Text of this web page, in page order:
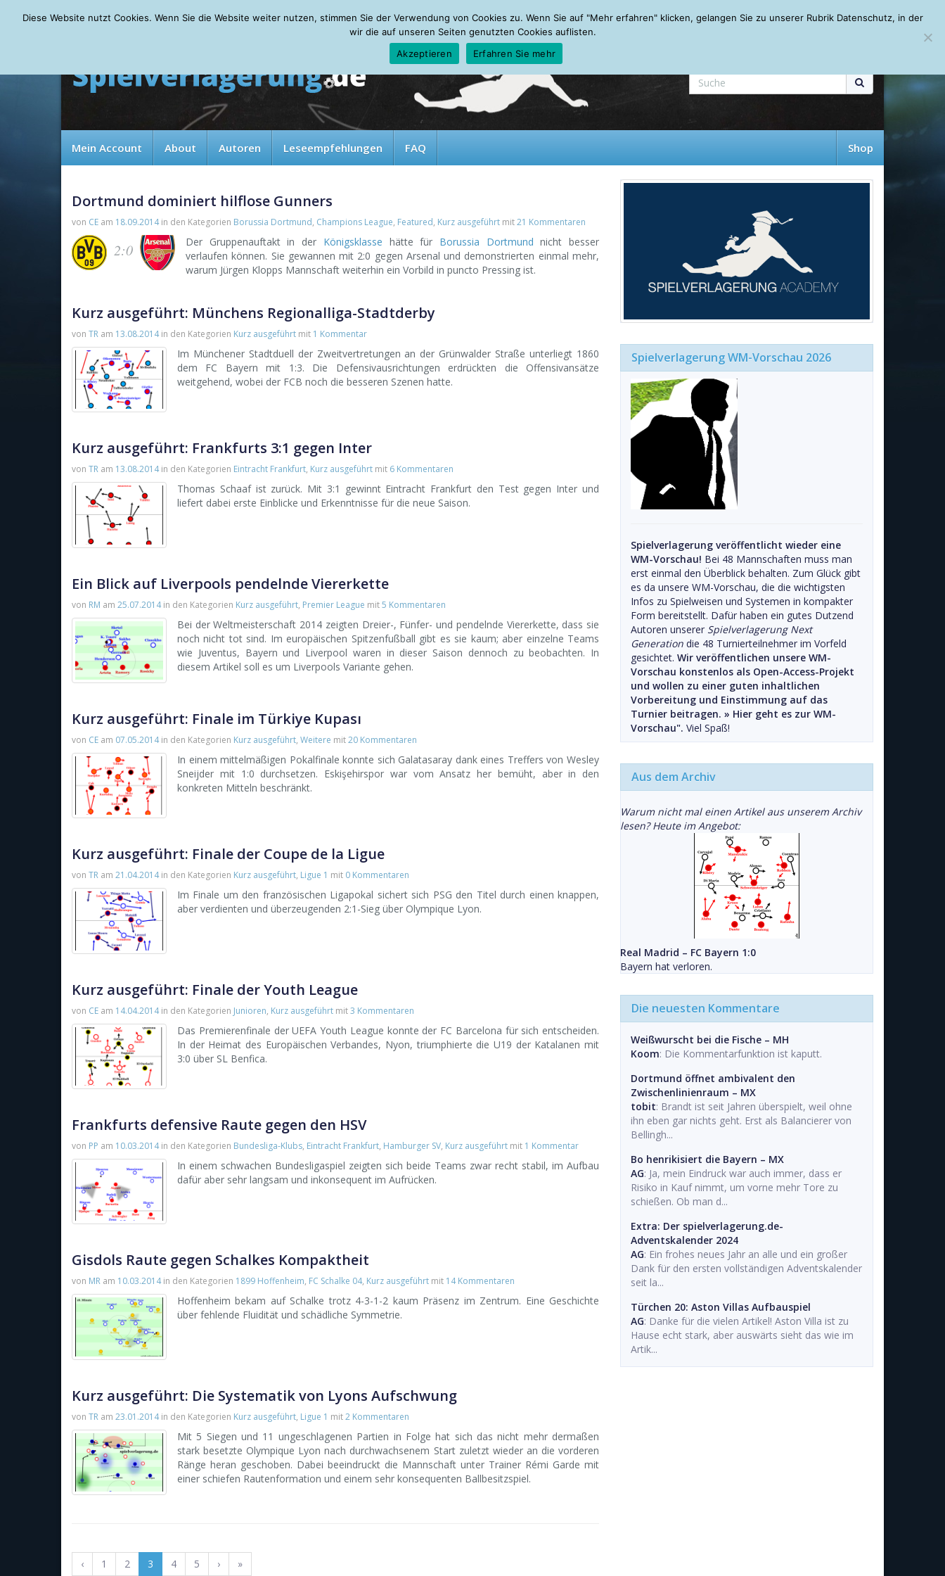
Thursday, 06.08.2026 Mein Account About Autoren Leseempfehlungen FAQ
Mein Account About Autoren Leseempfehlungen FAQ Shop
Dortmund dominiert hilflose Gunners
von CE am 18.09.2014in den Kategorien Borussia Dortmund, Champions League, Featured, Kurz ausgeführt mit21 Kommentaren
2:0 Der Gruppenauftakt in der Königsklasse hätte für Borussia Dortmund nicht besser
verlaufen können. Sie gewannen mit 2:0 gegen Arsenal und demonstrierten einmal mehr,
warum Jürgen Klopps Mannschaft weiterhin ein Vorbild in puncto Pressing ist.
Kurz ausgeführt: Münchens Regionalliga-Stadtderby
von TR am 13.08.2014in den Kategorien Kurz ausgeführt mit 1 Kommentar
Im Münchener Stadtduell der Zweitvertretungen an der Grünwalder Straße unterliegt 1860
dem FC Bayern mit 1:3. Die Defensivausrichtungen erdrückten die Offensivansätze
weitgehend, wobei der FCB noch die besseren Szenen hatte.
Kurz ausgeführt: Frankfurts 3:1 gegen Inter
von TR am 13.08.2014in den Kategorien Eintracht Frankfurt, Kurz ausgeführt mit 6 Kommentaren
Thomas Schaaf ist zurück. Mit 3:1 gewinnt Eintracht Frankfurt den Test gegen Inter und
liefert dabei erste Einblicke und Erkenntnisse für die neue Saison.
Ein Blick auf Liverpools pendelnde Viererkette
von RM am 25.07.2014in den Kategorien Kurz ausgeführt, Premier League mit5 Kommentaren
Bei der Weltmeisterschaft 2014 zeigten Dreier-, Fünfer- und pendelnde Viererkette, dass sie
noch nicht tot sind. Im europäischen Spitzenfußball gibt es sie kaum; aber einzelne Teams
wie Juventus, Bayern und Liverpool waren in dieser Saison dennoch zu beobachten. In
diesem Artikel soll es um Liverpools Variante gehen.
Kurz ausgeführt: Finale im Türkiye Kupası
von CE am 07.05.2014in den Kategorien Kurz ausgeführt, Weitere mit20 Kommentaren
In einem mittelmäßigen Pokalfinale konnte sich Galatasaray dank eines Treffers von Wesley
Sneijder mit 1:0 durchsetzen. Eskişehirspor war vom Ansatz her bemüht, aber in den
konkreten Mitteln beschränkt.
Kurz ausgeführt: Finale der Coupe de la Ligue
von TR am 21.04.2014in den Kategorien Kurz ausgeführt, Ligue 1 mit 0 Kommentaren
Im Finale um den französischen Ligapokal sichert sich PSG den Titel durch einen knappen,
aber verdienten und überzeugenden 2:1-Sieg über Olympique Lyon.
Kurz ausgeführt: Finale der Youth League
von CE am 14.04.2014in den Kategorien Junioren, Kurz ausgeführt mit3 Kommentaren
Das Premierenfinale der UEFA Youth League konnte der FC Barcelona für sich entscheiden.
In der Heimat des Europäischen Verbandes, Nyon, triumphierte die U19 der Katalanen mit
3:0 über SL Benfica.
Frankfurts defensive Raute gegen den HSV
von PP am 10.03.2014in den Kategorien Bundesliga-Klubs, Eintracht Frankfurt, Hamburger SV, Kurz ausgeführt mit 1 Kommentar
In einem schwachen Bundesligaspiel zeigten sich beide Teams zwar recht stabil, im Aufbau
dafür aber sehr langsam und inkonsequent im Aufrücken.
Gisdols Raute gegen Schalkes Kompaktheit
von MR am 10.03.2014in den Kategorien 1899 Hoffenheim, FC Schalke 04, Kurz ausgeführt mit 14 Kommentaren
Hoffenheim bekam auf Schalke trotz 4-3-1-2 kaum Präsenz im Zentrum. Eine Geschichte
über fehlende Fluidität und schädliche Symmetrie.
Kurz ausgeführt: Die Systematik von Lyons Aufschwung
von TR am 23.01.2014in den Kategorien Kurz ausgeführt, Ligue 1 mit2 Kommentaren
Mit 5 Siegen und 11 ungeschlagenen Partien in Folge hat sich das nicht mehr dermaßen
stark besetzte Olympique Lyon nach durchwachsenem Start zuletzt wieder an die vorderen
Ränge heran geschoben. Dabei beeindruckt die Mannschaft unter Trainer Rémi Garde mit
einer schiefen Rautenformation und einem sehr konsequenten Ballbesitzspiel.
‹ 1 2 3 4 5 › »
Spielverlagerung WM-Vorschau 2026
Spielverlagerung veröffentlicht wieder eine
WM-Vorschau! Bei 48 Mannschaften muss man
erst einmal den Überblick behalten. Zum Glück gibt
es da unsere WM-Vorschau, die die wichtigsten
Infos zu Spielweisen und Systemen in kompakter
Form bereitstellt. Dafür haben ein gutes Dutzend
Autoren unserer Spielverlagerung Next
Generation die 48 Turnierteilnehmer im Vorfeld
gesichtet. Wir veröffentlichen unsere WM-
Vorschau konstenlos als Open-Access-Projekt
und wollen zu einer guten inhaltlichen
Vorbereitung und Einstimmung auf das
Turnier beitragen. » Hier geht es zur WM-
Vorschau". Viel Spaß!
Aus dem Archiv
Warum nicht mal einen Artikel aus unserem Archiv
lesen? Heute im Angebot:
Real Madrid – FC Bayern 1:0
Bayern hat verloren.
Die neuesten Kommentare
Weißwurscht bei die Fische – MH
Koom: Die Kommentarfunktion ist kaputt.
Dortmund öffnet ambivalent den
Zwischenlinienraum – MX
tobit: Brandt ist seit Jahren überspielt, weil ohne
ihn eben gar nichts geht. Erst als Balancierer von
Bellingh...
Bo henrikisiert die Bayern – MX
AG: Ja, mein Eindruck war auch immer, dass er
Risiko in Kauf nimmt, um vorne mehr Tore zu
schießen. Ob man d...
Extra: Der spielverlagerung.de-
Adventskalender 2024
AG: Ein frohes neues Jahr an alle und ein großer
Dank für den ersten vollständigen Adventskalender
seit la...
Türchen 20: Aston Villas Aufbauspiel
AG: Danke für die vielen Artikel! Aston Villa ist zu
Hause echt stark, aber auswärts sieht das wie im
Artik...
Diese Website nutzt Cookies. Wenn Sie die Website weiter nutzen, stimmen Sie der Verwendung von Cookies zu. Wenn Sie auf "Mehr erfahren" klicken, gelangen Sie zu unserer Rubrik Datenschutz, in der
wir die auf unseren Seiten genutzten Cookies auflisten.
Akzeptieren
Erfahren Sie mehr